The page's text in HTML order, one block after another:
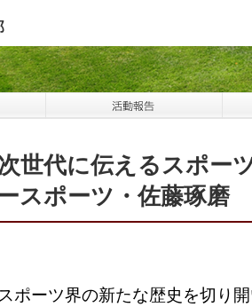
次世代に伝えるスポ
スポーツ・佐藤琢磨
ポーツ界の新たな歴史を切り